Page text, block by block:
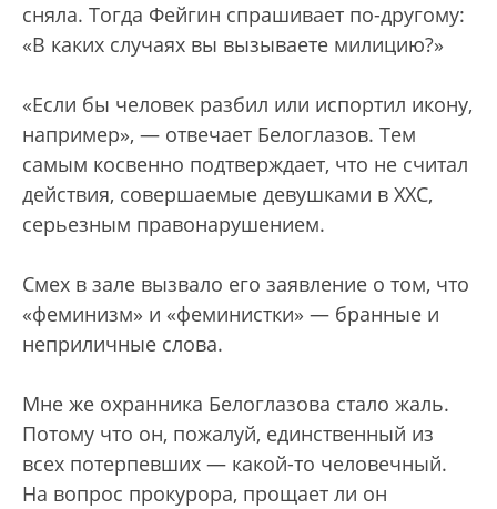
сняла. Тогда Фейгин спрашивает по-другому:
«В каких случаях вы вызываете милицию?»
«Если бы человек разбил или испортил икону,
например», — отвечает Белоглазов. Тем
самым косвенно подтверждает, что не считал
действия, совершаемые девушками в ХХС,
серьезным правонарушением.
Смех в зале вызвало его заявление о том, что
«феминизм» и «феминистки» — бранные и
неприличные слова.
Мне же охранника Белоглазова стало жаль.
Потому что он, пожалуй, единственный из
всех потерпевших — какой-то человечный.
На вопрос прокурора, прощает ли он